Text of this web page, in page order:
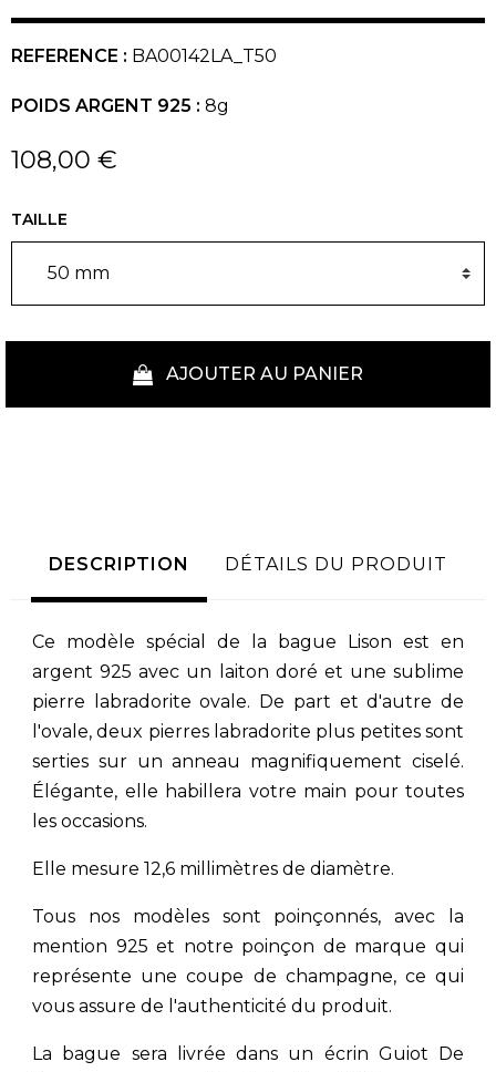
REFERENCE : BA00142LA_T50
POIDS ARGENT 925 : 8g
108,00 €
TAILLE
AJOUTER AU PANIER
DESCRIPTION DÉTAILS DU PRODUIT
Ce modèle spécial de la bague Lison est en
argent 925 avec un laiton doré et une sublime
pierre labradorite ovale. De part et d'autre de
l'ovale, deux pierres labradorite plus petites sont
serties sur un anneau magnifiquement ciselé.
Élégante, elle habillera votre main pour toutes
les occasions.
Elle mesure 12,6 millimètres de diamètre.
Tous nos modèles sont poinçonnés, avec la
mention 925 et notre poinçon de marque qui
représente une coupe de champagne, ce qui
vous assure de l'authenticité du produit.
La bague sera livrée dans un écrin Guiot De